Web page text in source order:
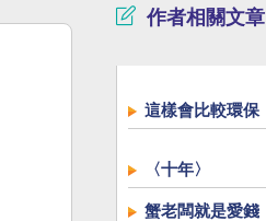
作者相關文章
這樣會比較環保
〈十年〉
蟹老闆就是愛錢